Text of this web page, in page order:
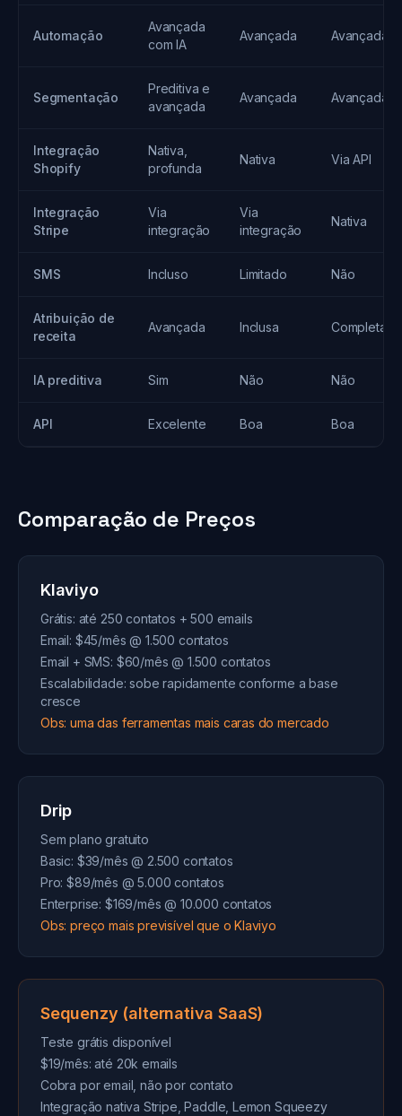
Automação
Avançada
com IA
Avançada Avançada
Segmentação
Preditiva e
avançada
Avançada Avançada
Integração
Shopify
Nativa,
profunda
Nativa Via API
Integração
Stripe
Via
integração
Via
integração
Nativa
SMS Incluso Limitado Não
Atribuição de
receita
Avançada Inclusa Completa
IA preditiva Sim Não Não
API Excelente Boa Boa
Comparação de Preços
Klaviyo
Grátis: até 250 contatos + 500 emails
Email: $45/mês @ 1.500 contatos
Email + SMS: $60/mês @ 1.500 contatos
Escalabilidade: sobe rapidamente conforme a base
cresce
Obs: uma das ferramentas mais caras do mercado
Drip
Sem plano gratuito
Basic: $39/mês @ 2.500 contatos
Pro: $89/mês @ 5.000 contatos
Enterprise: $169/mês @ 10.000 contatos
Obs: preço mais previsível que o Klaviyo
Sequenzy (alternativa SaaS)
Teste grátis disponível
$19/mês: até 20k emails
Cobra por email, não por contato
Integração nativa Stripe, Paddle, Lemon Squeezy